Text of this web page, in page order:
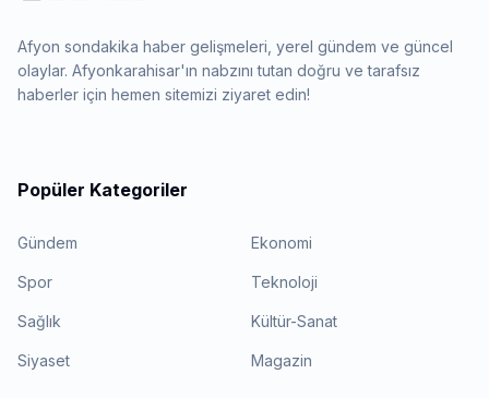
Afyon sondakika haber gelişmeleri, yerel gündem ve güncel
olaylar. Afyonkarahisar'ın nabzını tutan doğru ve tarafsız
haberler için hemen sitemizi ziyaret edin!
Popüler Kategoriler
Gündem Ekonomi
Spor Teknoloji
Sağlık Kültür-Sanat
Siyaset Magazin